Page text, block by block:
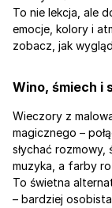
To nie lekcja, ale
emocje, kolory i
zobacz, jak
Wino, śmiech i
Wieczory z
magicznego –
słychać rozmowy,
muzyka, a farby
To świetna
– bardziej